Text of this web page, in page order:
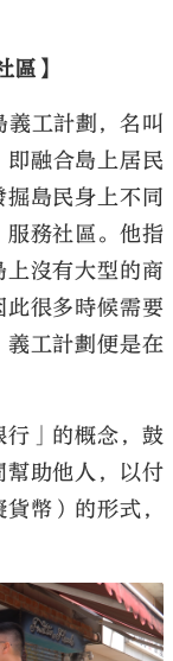
區】
工計劃，名叫
即融合島上居民
島民身上不同
服務社區。他指
沒有大型的商
很多時候需要
工計劃便是在
行」的概念，鼓
幫助他人，以付
幣）的形式，